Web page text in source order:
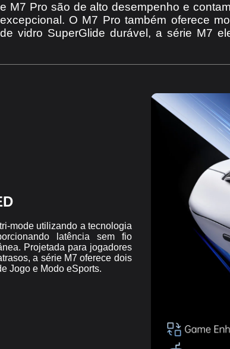
M7 Pro são de alto desempenho e
O M7 Pro também oferece
vidro SuperGlide durável, a série M7
mode utilizando a tecnologia
latência sem fio
Projetada para jogadores
a série M7 oferece dois
Jogo e Modo eSports.